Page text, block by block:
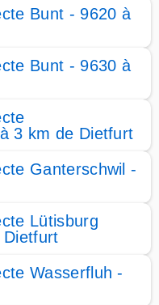
Bunt - 9620 à
Bunt - 9630 à
3 km de Dietfurt
Ganterschwil -
Lütisburg
Wasserfluh -